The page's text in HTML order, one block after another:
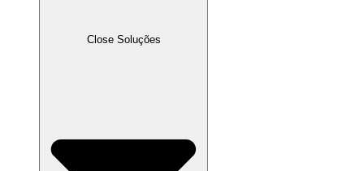
Close Soluções